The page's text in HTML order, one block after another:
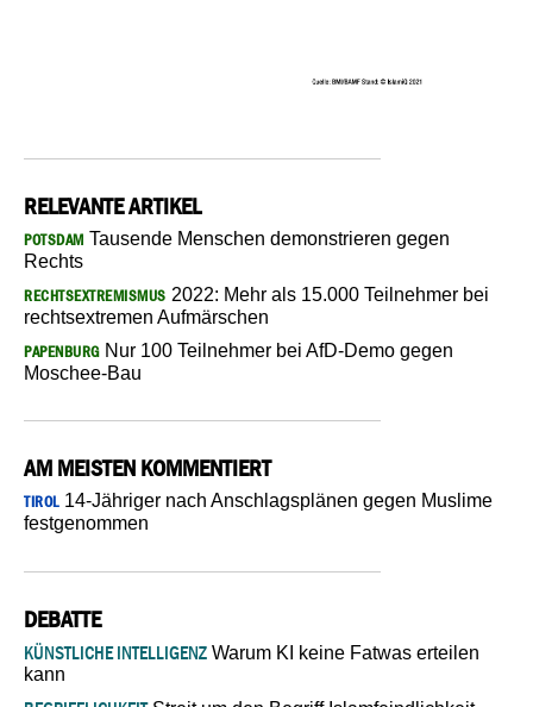
RELEVANTE ARTIKEL
POTSDAM Tausende Menschen demonstrieren gegen
Rechts
RECHTSEXTREMISMUS 2022: Mehr als 15.000 Teilnehmer bei
rechtsextremen Aufmärschen
PAPENBURGNur 100 Teilnehmer bei AfD-Demo gegen
Moschee-Bau
AM MEISTEN KOMMENTIERT
TIROL14-Jähriger nach Anschlagsplänen gegen Muslime
festgenommen
DEBATTE
KÜNSTLICHE INTELLIGENZ Warum KI keine Fatwas erteilen
kann